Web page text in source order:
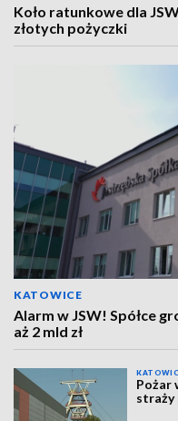
Koło ratunkowe dla
złotych pożyczki
KATOWICE
Alarm w JSW! Spółce
aż 2 mld zł
Pożar
straży